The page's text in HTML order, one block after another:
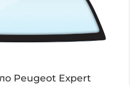
Peugeot Expert